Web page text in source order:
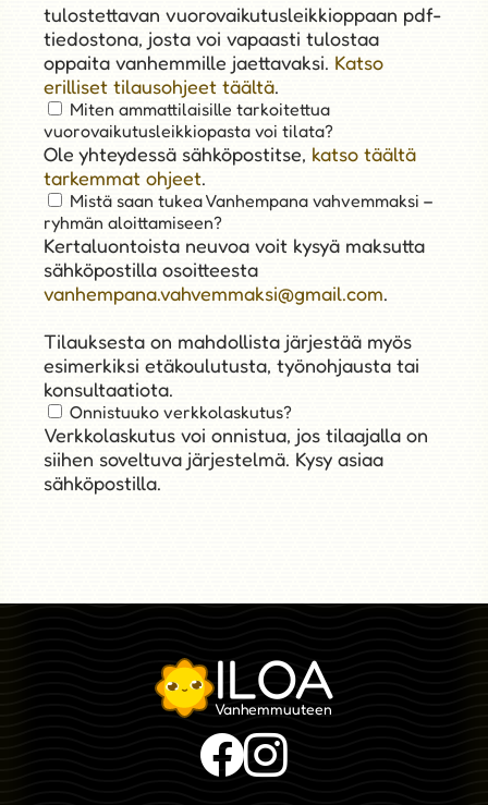
Ammattilaiset voivat tilata erikseen
tulostettavan vuorovaikutusleikkioppaan pdf-
tiedostona, josta voi vapaasti tulostaa
oppaita vanhemmille jaettavaksi.
erilliset tilausohjeet täältä.
Miten ammattilaisille tarkoitettua
vuorovaikutusleikkiopasta voi tilata?
Ole yhteydessä sähköpostitse,
tarkemmat ohjeet.
Mistä saan tukea Vanhempana vahvemmaksi –
ryhmän aloittamiseen?
Kertaluontoista neuvoa voit kysyä maksutta
sähköpostilla osoitteesta
Tilauksesta on mahdollista järjestää myös
esimerkiksi etäkoulutusta, työnohjausta tai
konsultaatiota.
Onnistuuko verkkolaskutus?
Verkkolaskutus voi onnistua, jos tilaajalla on
siihen soveltuva järjestelmä. Kysy asiaa
ILOA
Vanhemmuuteen